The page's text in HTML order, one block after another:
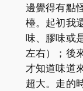
邊覺得有點
檯。起初我
味、膠味或
左右）；後
才知道味道
超大。走的